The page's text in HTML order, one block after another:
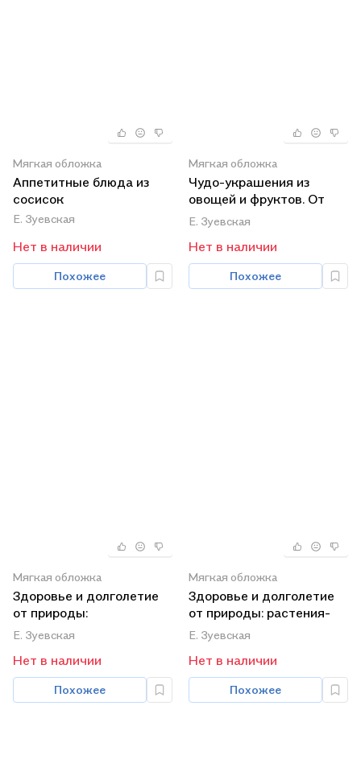
Мягкая обложка
Аппетитные блюда из
сосисок
Е. Зуевская
Нет в наличии
Похожее
Мягкая обложка
Чудо-украшения из
овощей и фруктов. От
простого к сложному /
(мягк). Зуевская Е.
(Контэнт копирайт)
Е. Зуевская
Нет в наличии
Похожее
Мягкая обложка
Здоровье и долголетие
от природы:
целительные травяные
настои и отвары
Е. Зуевская
Нет в наличии
Похожее
Мягкая обложка
Здоровье и долголетие
от природы: растения-
антибиотики
Е. Зуевская
Нет в наличии
Похожее